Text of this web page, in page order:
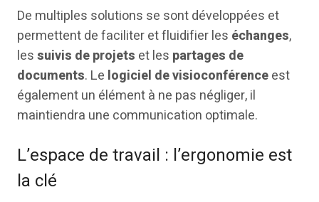
De multiples solutions se sont développées et
permettent de faciliter et fluidifier les échanges,
lessuivis de projets et les partages de
documents. Le logiciel de visioconférenceest
également un élément à ne pas négliger, il
maintiendra une communication optimale.
L’espace de travail : l’ergonomie est
la clé